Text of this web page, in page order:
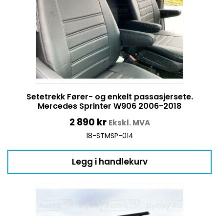
Setetrekk Fører- og enkelt passasjersete.
Mercedes Sprinter W906 2006-2018
2 890 kr Ekskl. MVA
18-STMSP-014
Legg i handlekurv